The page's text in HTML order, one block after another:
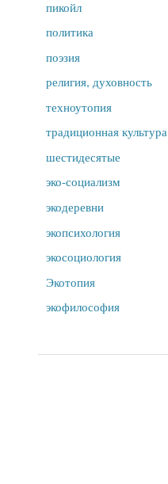
пикойл
политика
поэзия
религия, духовность
техноутопия
традиционная культура
шестидесятые
эко-социализм
экодеревни
экопсихология
экосоциология
Экотопия
экофилософия